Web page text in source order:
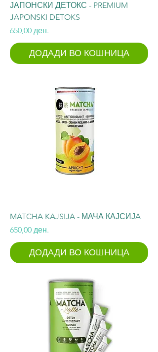
ЈАПОНСКИ ДЕТОКС - PREMIUM
JAPONSKI DETOKS
Price
650,00 ден.
ДОДАДИ ВО КОШНИЦА
MATCHA KAJSIJA - МАЧА КАЈСИЈA
Price
650,00 ден.
ДОДАДИ ВО КОШНИЦА